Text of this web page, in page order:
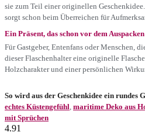
sie zum Teil einer originellen
sorgt schon beim Überreichen für
Ein Präsent, das schon vor dem
Für Gastgeber, Entenfans oder Menschen,
dieser Flaschenhalter eine originelle
Holzcharakter und einer persönlichen
So wird aus der Geschenkidee ein rundes
echtes Küstengefühl maritime Deko aus
mit Sprüchen
4.91